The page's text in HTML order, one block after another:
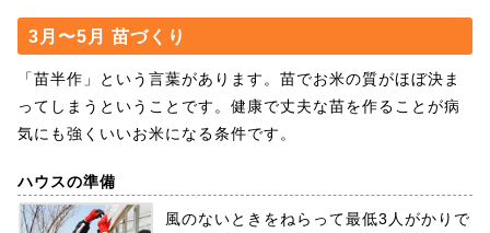
3月〜5月 苗づくり
「苗半作」という言葉があります。苗でお米の質がほぼ決ま
ってしまうということです。健康で丈夫な苗を作ることが病
気にも強くいいお米になる条件です。
ハウスの準備
風のないときをねらって最低3人がかりで